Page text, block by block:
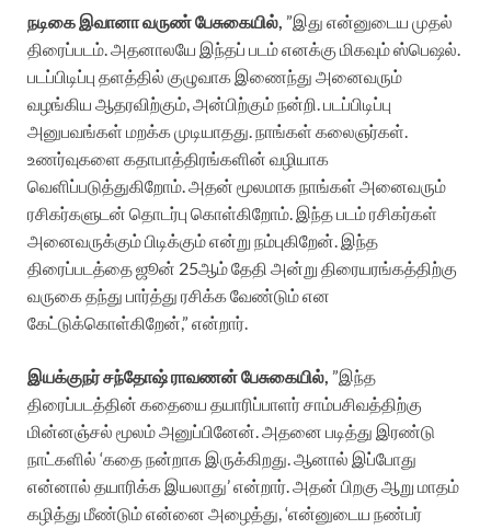
நடிகை இவானா வருண் பேசுகையில், ”இது என்னுடைய முதல்
திரைப்படம். அதனாலயே இந்தப் படம் எனக்கு மிகவும் ஸ்பெஷல்.
படப்பிடிப்பு தளத்தில் குழுவாக இணைந்து அனைவரும்
வழங்கிய ஆதரவிற்கும், அன்பிற்கும் நன்றி. படப்பிடிப்பு
அனுபவங்கள் மறக்க முடியாதது. நாங்கள் கலைஞர்கள்.
உணர்வுகளை கதாபாத்திரங்களின் வழியாக
வெளிப்படுத்துகிறோம். அதன் மூலமாக நாங்கள் அனைவரும்
ரசிகர்களுடன் தொடர்பு கொள்கிறோம். இந்த படம் ரசிகர்கள்
அனைவருக்கும் பிடிக்கும் என்று நம்புகிறேன். இந்த
திரைப்படத்தை ஜூன் 25ஆம் தேதி அன்று திரையரங்கத்திற்கு
வருகை தந்து பார்த்து ரசிக்க வேண்டும் என
கேட்டுக்கொள்கிறேன்,” என்றார்.
இயக்குநர் சந்தோஷ் ராவணன் பேசுகையில், ”இந்த
திரைப்படத்தின் கதையை தயாரிப்பாளர் சாம்பசிவத்திற்கு
மின்னஞ்சல் மூலம் அனுப்பினேன். அதனை படித்து இரண்டு
நாட்களில் ‘கதை நன்றாக இருக்கிறது. ஆனால் இப்போது
என்னால் தயாரிக்க இயலாது’ என்றார். அதன் பிறகு ஆறு மாதம்
கழித்து மீண்டும் என்னை அழைத்து, ‘என்னுடைய நண்பர்